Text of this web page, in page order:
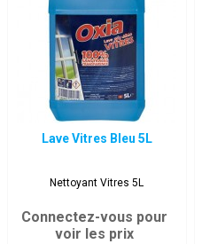
Lave Vitres Bleu 5L
Nettoyant Vitres 5L
Connectez-vous pour
voir les prix